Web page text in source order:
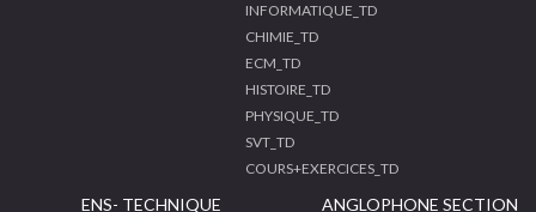
INFORMATIQUE_TD
CHIMIE_TD
ECM_TD
HISTOIRE_TD
PHYSIQUE_TD
SVT_TD
COURS+EXERCICES_TD
ENS- TECHNIQUE ANGLOPHONE SECTION